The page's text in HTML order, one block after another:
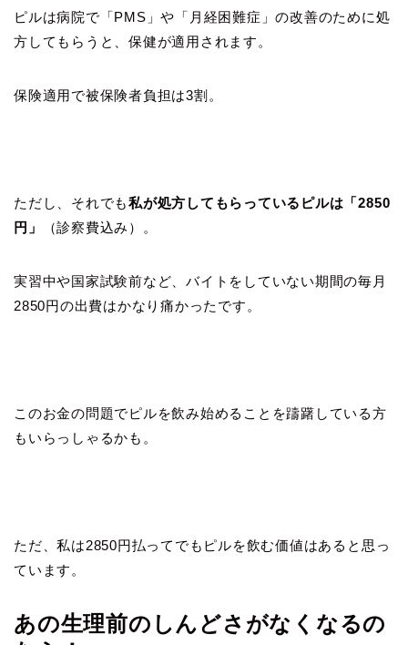
ピルは病院で「PMS」や「月経困難症」の改善のために処
方してもらうと、保健が適用されます。
保険適用で被保険者負担は3割。
ただし、それでも私が処方してもらっているピルは「2850
円」
（診察費込み）。
実習中や国家試験前など、バイトをしていない期間の毎月
2850円の出費はかなり痛かったです。
このお金の問題でピルを飲み始めることを躊躇している方
もいらっしゃるかも。
ただ、私は2850円払ってでもピルを飲む価値はあると思っ
ています。
あの生理前のしんどさがなくなるの